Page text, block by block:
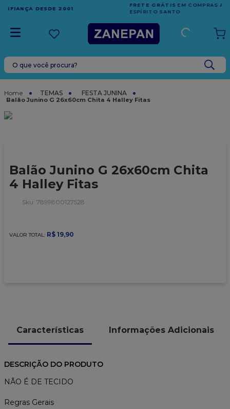
EM COMPRAS ACIMA DE R$1.000,00 PARA O
ESPÍRITO SANTO
O que você procura?
TEMAS FESTA JUNINA
Balão Junino G 26x60cm Chita 4 Halley Fitas
Balão Junino G 26x60cm Chita
4 Halley Fitas
: 7899800127528
VALOR TOTAL: R$ 19,90
Características Informações Adicionais
DESCRIÇÃO DO PRODUTO
NÃO É DE TECIDO
Regras Gerais
TERMOS MAIS BUSCADOS
caixa
6
sacola
9 º
caixa kraft